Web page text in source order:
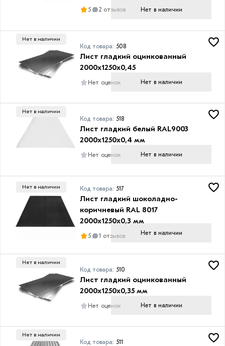
мм
1160
мм
1200
мм
Покрытие
Глянцевая
Полиэстер
5 2 отзывов Нет в наличии
Нет в наличии
Код товара: 508
Лист гладкий оцинкованный
2000х1250х0,45
Нет оценок Нет в наличии
Нет в наличии
Код товара: 518
Лист гладкий белый RAL9003
2000х1250х0,4 мм
Нет оценок Нет в наличии
Нет в наличии Код товара: 517
Лист гладкий шоколадно-
коричневый RAL 8017
2000х1250х0,3 мм
5 1 отзывов Нет в наличии
Нет в наличии
Код товара: 510
Лист гладкий оцинкованный
2000х1250х0,35 мм
Нет оценок Нет в наличии
Нет в наличии
Код товара: 511